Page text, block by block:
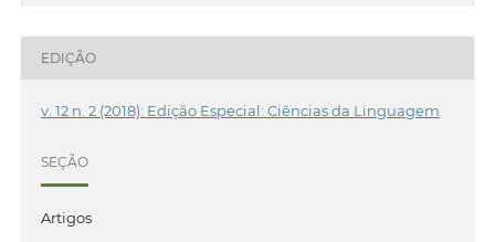
EDIÇÃO
v. 12 n. 2 (2018): Edição Especial: Ciências da Linguagem
SEÇÃO
Artigos